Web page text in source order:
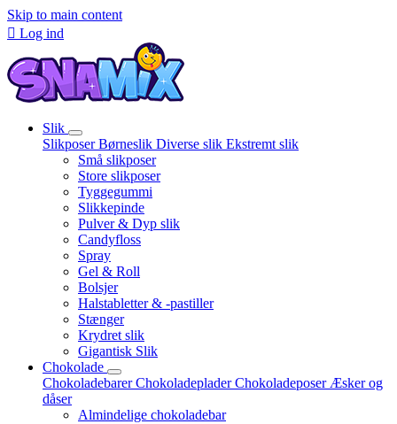
Skip to main content
 Log ind
Slik
SlikposerBørneslik Diverse slik Ekstremt slik
Små slikposer
Store slikposer
Tyggegummi
Slikkepinde
Pulver & Dyp slik
Candyfloss
Spray
Gel & Roll
Bolsjer
Halstabletter & -pastiller
Stænger
Krydret slik
Gigantisk Slik
Chokolade
ChokoladebarerChokoladepladerChokoladeposer Æsker og
dåser
Almindelige chokoladebar